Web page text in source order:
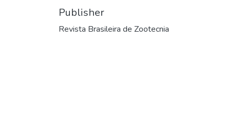
Publisher
Revista Brasileira de Zootecnia